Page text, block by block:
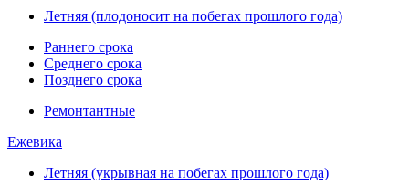
Летняя (плодоносит на побегах прошлого года)
Раннего срока
Среднего срока
Позднего срока
Ремонтантные
Ежевика
Летняя (укрывная на побегах прошлого года)